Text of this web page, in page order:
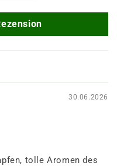
30.06.2026
tolle Aromen des